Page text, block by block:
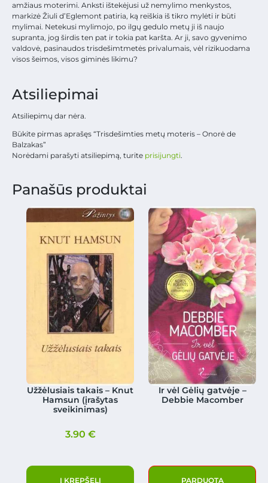
amžiaus moterimi. Anksti ištekėjusi už nemylimo menkystos,
markizė Žiuli d’Eglemont patiria, ką reiškia iš tikro mylėti ir būti
mylimai. Netekusi mylimojo, po ilgų gedulo metų ji iš naujo
supranta, jog širdis ten pat ir tokia pat karšta. Ar ji, savo gyvenimo
valdovė, pasinaudos trisdešimtmetės privalumais, vėl rizikuodama
visos šeimos, visos giminės likimu?
Atsiliepimai
Atsiliepimų dar nėra.
Būkite pirmas aprašęs “Trisdešimties metų moteris – Onorė de
Balzakas”
Norėdami parašyti atsiliepimą, turite prisijungti.
Panašūs produktai
Užžėlusiais takais – Knut
Hamsun (įrašytas
sveikinimas)
3.90 €
Į KREPŠELĮ
Ir vėl Gėlių gatvėje –
Debbie Macomber
PARDUOTA